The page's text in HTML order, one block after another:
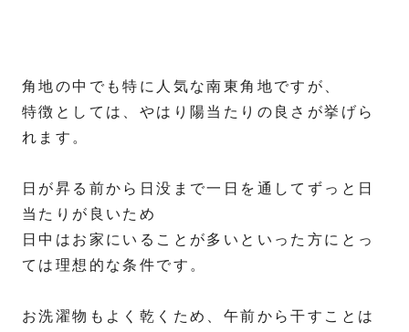
角地の中でも特に人気な南東角地ですが、
特徴としては、やはり陽当たりの良さが挙げら
れます。
日が昇る前から日没まで一日を通してずっと日
当たりが良いため
日中はお家にいることが多いといった方にとっ
ては理想的な条件です。
お洗濯物もよく乾くため、午前から干すことは